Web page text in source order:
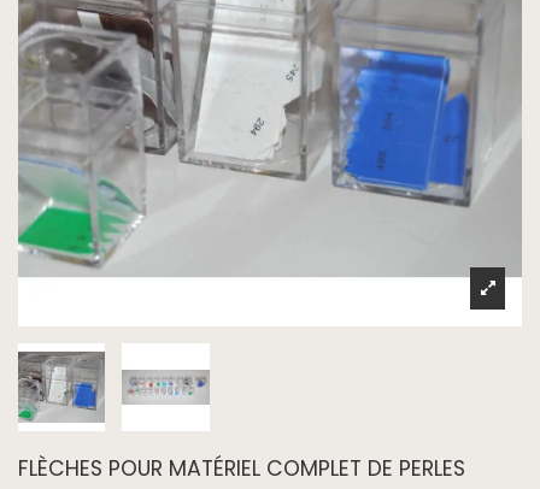
FLÈCHES POUR MATÉRIEL COMPLET DE PERLES